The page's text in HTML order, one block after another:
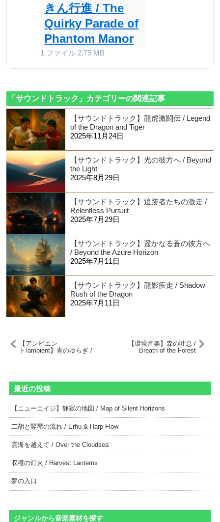
きん行進 / The
Quirky Parade of
Phantom Manor
1 ファイル 2.75 MB
「サウンドトラック」カテゴリーの関連記事
【サウンドトラック】龍虎激闘伝 / Legend
of the Dragon and Tiger
2025年11月24日
【サウンドトラック】光の彼方へ / Beyond
the Light
2025年8月29日
【サウンドトラック】追跡者たちの激走 /
Relentless Pursuit
2025年7月29日
【サウンドトラック】遥かなる蒼の彼方へ
/ Beyond the Azure Horizon
2025年7月11日
【サウンドトラック】龍影疾走 / Shadow
Rush of the Dragon
2025年7月11日
【アンビエン
ト/ambient】青のゆらぎ /
【環境音楽】森の吐息 /
Breath of the Forest
最近の投稿
【ニューエイジ】静寂の地図 / Map of Silent Horizons
二胡と竪琴の流れ / Erhu & Harp Flow
雲海を越えて / Over the Cloudsea
収穫の灯火 / Harvest Lanterns
夢の入口
ジャンルから音楽素材を探す